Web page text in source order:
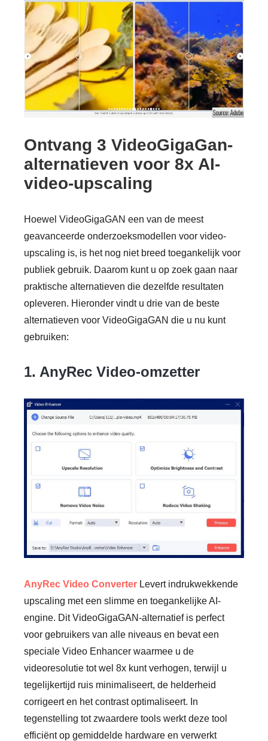
Stap 2.
Stap 4.
Ontvang 3 VideoGigaGan-
alternatieven voor 8x AI-
video-upscaling
Hoewel VideoGigaGAN een van de meest
geavanceerde onderzoeksmodellen voor video-
upscaling is, is het nog niet breed toegankelijk voor
publiek gebruik. Daarom kunt u op zoek gaan naar
praktische alternatieven die dezelfde resultaten
opleveren. Hieronder vindt u drie van de beste
alternatieven voor VideoGigaGAN die u nu kunt
gebruiken:
1. AnyRec Video-omzetter
AnyRec Video Converter Levert indrukwekkende
upscaling met een slimme en toegankelijke AI-
engine. Dit VideoGigaGAN-alternatief is perfect
voor gebruikers van alle niveaus en bevat een
speciale Video Enhancer waarmee u de
videoresolutie tot wel 8x kunt verhogen, terwijl u
tegelijkertijd ruis minimaliseert, de helderheid
corrigeert en het contrast optimaliseert. In
tegenstelling tot zwaardere tools werkt deze tool
efficiënt op gemiddelde hardware en verwerkt